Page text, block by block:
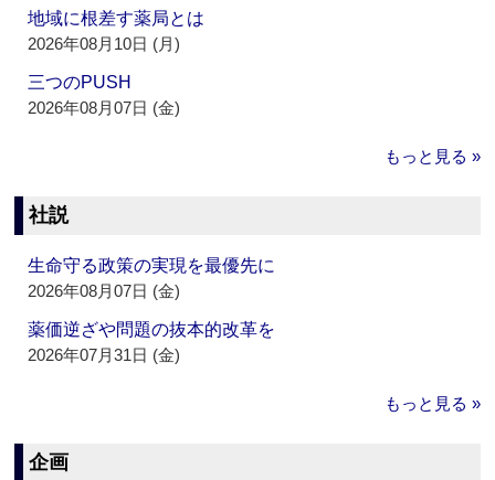
地域に根差す薬局とは
2026年08月10日 (月)
三つのPUSH
2026年08月07日 (金)
もっと見る »
社説
生命守る政策の実現を最優先に
2026年08月07日 (金)
薬価逆ざや問題の抜本的改革を
2026年07月31日 (金)
もっと見る »
企画